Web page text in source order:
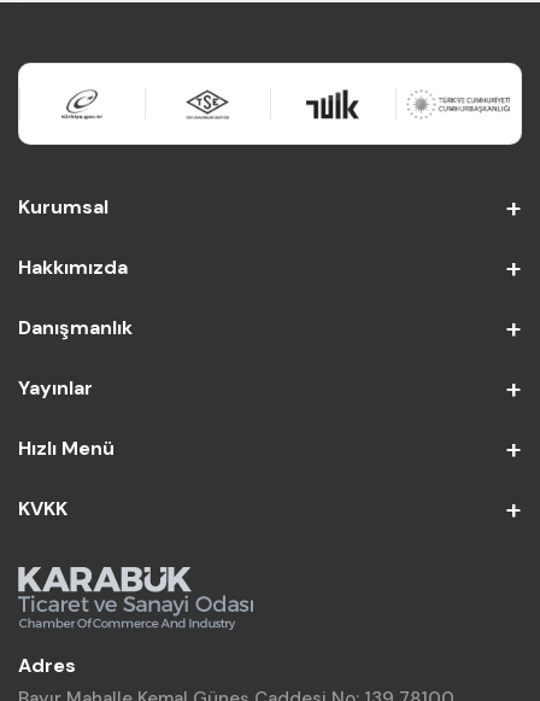
Kurumsal
Hakkımızda
Danışmanlık
Yayınlar
Hızlı Menü
KVKK
Adres